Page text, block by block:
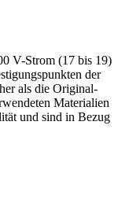
V-Strom (17 bis 19)
der
als die Original-
Materialien
und sind in Bezug